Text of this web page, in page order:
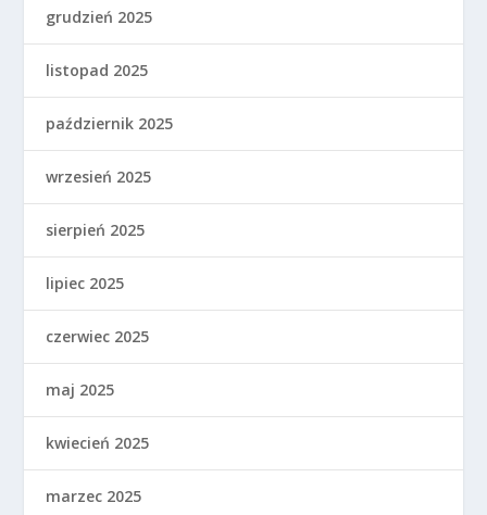
grudzień 2025
listopad 2025
październik 2025
wrzesień 2025
sierpień 2025
lipiec 2025
czerwiec 2025
maj 2025
kwiecień 2025
marzec 2025